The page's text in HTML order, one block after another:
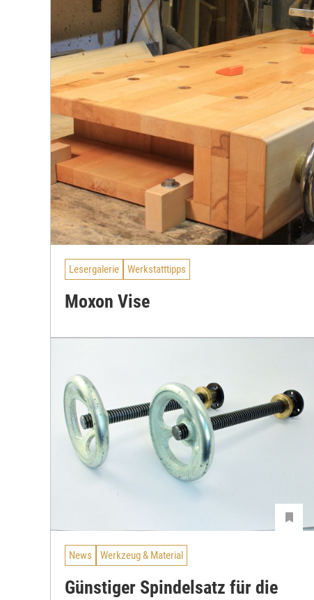
Lesergalerie Werkstatttipps
Moxon Vise
News Werkzeug & Material
Günstiger Spindelsatz für die